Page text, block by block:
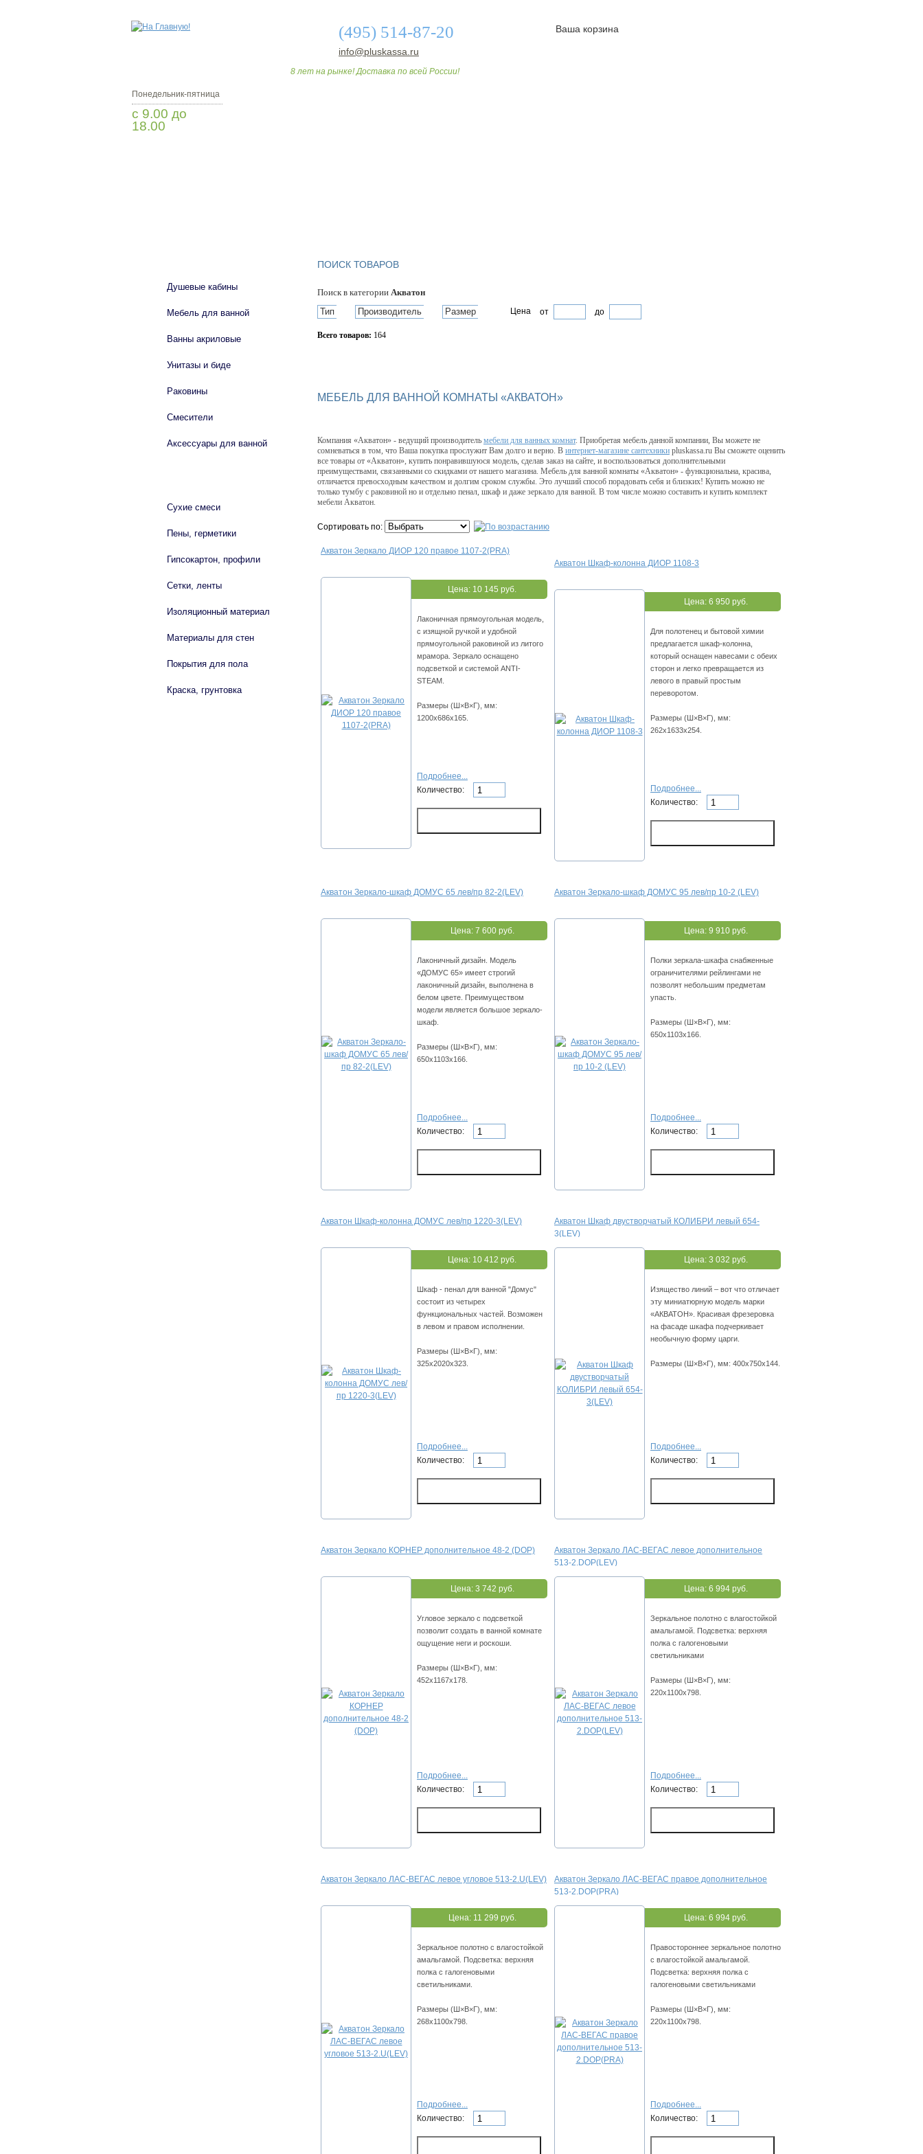
(495) 514-87-20
info@pluskassa.ru
8 лет на рынке! Доставка по всей России!
Ваша корзина
Понедельник-пятница
с 9.00 до
18.00
ПОИСК ТОВАРОВ
Поиск в категории Акватон
Тип
Производитель Размер Цена от до
Всего товаров: 164
МЕБЕЛЬ ДЛЯ ВАННОЙ КОМНАТЫ «АКВАТОН»
Компания «Акватон» - ведущий производитель мебели для ванных комнат. Приобретая мебель данной компании, Вы можете не
сомневаться в том, что Ваша покупка прослужит Вам долго и верно. В интернет-магазине сантехники pluskassa.ru Вы сможете оценить
все товары от «Акватон», купить понравившуюся модель, сделав заказ на сайте, и воспользоваться дополнительными
преимуществами, связанными со скидками от нашего магазина. Мебель для ванной комнаты «Акватон» - функциональна, красива,
отличается превосходным качеством и долгим сроком службы. Это лучший способ порадовать себя и близких! Купить можно не
только тумбу с раковиной но и отдельно пенал, шкаф и даже зеркало для ванной. В том числе можно составить и купить комплект
мебели Акватон.
Сортировать по:
Акватон Зеркало ДИОР 120 правое 1107-2(PRA)
Цена: 10 145 руб.
Лаконичная прямоугольная модель,
с изящной ручкой и удобной
прямоугольной раковиной из литого
мрамора. Зеркало оснащено
подсветкой и системой ANTI-
STEAM.
Размеры (Ш×В×Г), мм:
1200x686x165.
Подробнее...
Количество:
Акватон Шкаф-колонна ДИОР 1108-3
Цена: 6 950 руб.
Для полотенец и бытовой химии
предлагается шкаф-колонна,
который оснащен навесами с обеих
сторон и легко превращается из
левого в правый простым
переворотом.
Размеры (Ш×В×Г), мм:
262х1633х254.
Подробнее...
Количество:
Акватон Зеркало-шкаф ДОМУС 65 лев/пр 82-2(LEV)
Цена: 7 600 руб.
Лаконичный дизайн. Модель
«ДОМУС 65» имеет строгий
лаконичный дизайн, выполнена в
белом цвете. Преимуществом
модели является большое зеркало-
шкаф.
Размеры (Ш×В×Г), мм:
650х1103х166.
Подробнее...
Количество:
Акватон Зеркало-шкаф ДОМУС 95 лев/пр 10-2 (LEV)
Цена: 9 910 руб.
Полки зеркала-шкафа снабженные
ограничителями рейлингами не
позволят небольшим предметам
упасть.
Размеры (Ш×В×Г), мм:
650х1103х166.
Подробнее...
Количество:
Акватон Шкаф-колонна ДОМУС лев/пр 1220-3(LEV)
Цена: 10 412 руб.
Шкаф - пенал для ванной "Домус"
состоит из четырех
функциональных частей. Возможен
в левом и правом исполнении.
Размеры (Ш×В×Г), мм:
325х2020х323.
Подробнее...
Количество:
Акватон Шкаф двустворчатый КОЛИБРИ левый 654-
3(LEV)
Цена: 3 032 руб.
Изящество линий – вот что отличает
эту миниатюрную модель марки
«АКВАТОН». Красивая фрезеровка
на фасаде шкафа подчеркивает
необычную форму царги.
Размеры (Ш×В×Г), мм: 400х750х144.
Подробнее...
Количество:
Акватон Зеркало КОРНЕР дополнительное 48-2 (DOP)
Цена: 3 742 руб.
Угловое зеркало с подсветкой
позволит создать в ванной комнате
ощущение неги и роскоши.
Размеры (Ш×В×Г), мм:
452х1167х178.
Подробнее...
Количество:
Акватон Зеркало ЛАС-ВЕГАС левое дополнительное
513-2.DOP(LEV)
Цена: 6 994 руб.
Зеркальное полотно с влагостойкой
амальгамой. Подсветка: верхняя
полка с галогеновыми
светильниками
Размеры (Ш×В×Г), мм:
220х1100х798.
Подробнее...
Количество:
Акватон Зеркало ЛАС-ВЕГАС левое угловое 513-2.U(LEV)
Цена: 11 299 руб.
Зеркальное полотно с влагостойкой
амальгамой. Подсветка: верхняя
полка с галогеновыми
светильниками.
Размеры (Ш×В×Г), мм:
268х1100х798.
Подробнее...
Количество:
Акватон Зеркало ЛАС-ВЕГАС правое дополнительное
513-2.DOP(PRA)
Цена: 6 994 руб.
Правостороннее зеркальное полотно
с влагостойкой амальгамой.
Подсветка: верхняя полка с
галогеновыми светильниками
Размеры (Ш×В×Г), мм:
220х1100х798.
Подробнее...
Количество:
Душевые кабины
Мебель для ванной
Ванны акриловые
Унитазы и биде
Раковины
Смесители
Аксессуары для ванной
Сухие смеси
Пены, герметики
Гипсокартон, профили
Сетки, ленты
Изоляционный материал
Материалы для стен
Покрытия для пола
Краска, грунтовка